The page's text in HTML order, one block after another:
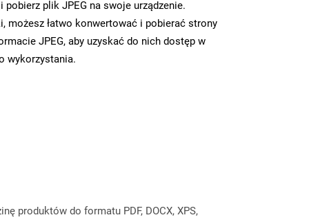
plik JPEG na swoje urządzenie.
możesz łatwo konwertować i pobierać strony
JPEG, aby uzyskać do nich dostęp w
wykorzystania.
produktów do formatu PDF, DOCX, XPS,